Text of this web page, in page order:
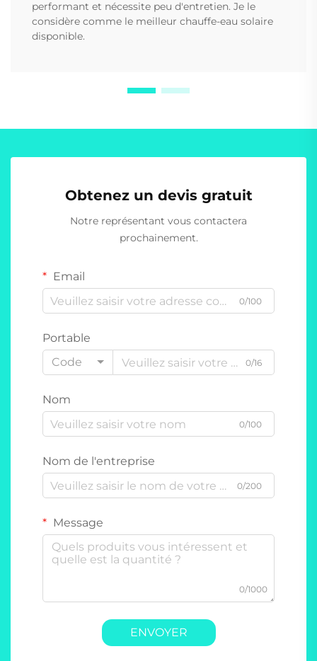
performant et nécessite peu d'entretien. Je le
considère comme le meilleur chauffe-eau solaire
disponible.
Obtenez un devis gratuit
Notre représentant vous contactera
prochainement.
Email
0/100
Portable
Code
0/16
Nom
0/100
Nom de l'entreprise
0/200
Message
0/1000
ENVOYER